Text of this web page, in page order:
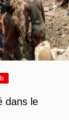
dans le